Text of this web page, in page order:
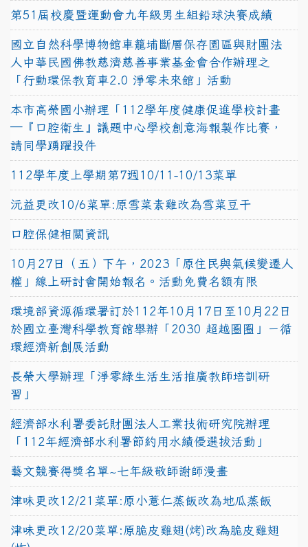
第51屆校慶暨運動會九年級男生組鉛球決賽成績
國立自然科學博物館車籠埔斷層保存園區與財團法
人中華民國佛教慈濟慈善事業基金會合作辦理之
「行動環保教育車2.0 淨零未來館」活動
本市高榮國小辦理「112學年度健康促進學校計畫
─『口腔衛生』議題中心學校創意海報製作比賽，
請同學踴躍投件
112學年度上學期第7週10/11-10/13菜單
沅益更改10/6菜單:原雪菜素雞改為雪菜豆干
口腔保健相關資訊
10月27日（五）下午，2023「原住民與氣候變遷人
權」線上研討會開始報名。活動免費名額有限
環境部資源循環署訂於112年10月17日至10月22日
於國立臺灣科學教育館舉辦「2030 超越圈圈」－循
環經濟新創展活動
長榮大學辦理「淨零綠生活生活推廣教師培訓研
習」
經濟部水利署委託財團法人工業技術研究院辦理
「112年經濟部水利署節約用水績優選拔活動」
藝文競賽得獎名單~七年級敬師謝師漫畫
津味更改12/21菜單:原小薏仁蒸飯改為地瓜蒸飯
津味更改12/20菜單:原脆皮雞翅(烤)改為脆皮雞翅